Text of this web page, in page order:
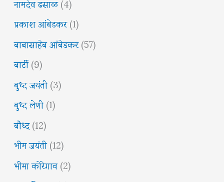
प्रकाश आंबेडकर(1)
बाबासाहेब आंबेडकर(57)
बार्टी(9)
बुध्द जयंती(3)
बुध्द लेणी(1)
बौध्द(12)
भीम जयंती(12)
भीमा कोरेगाव(2)